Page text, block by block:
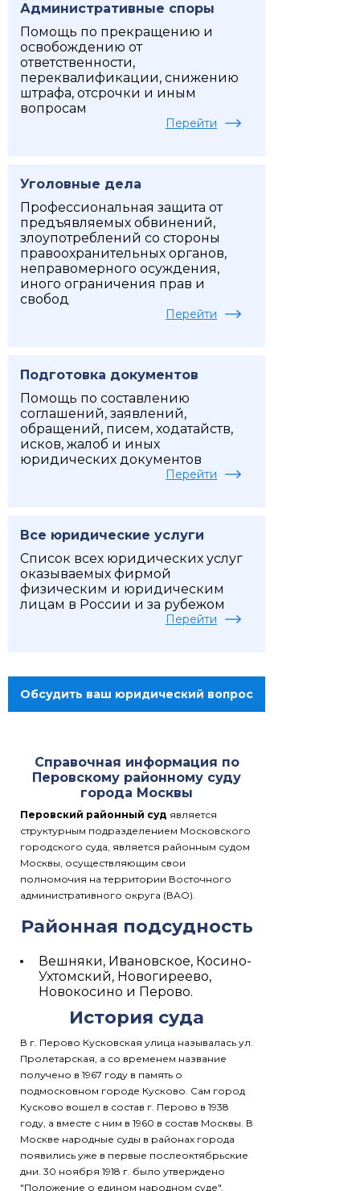
Административные споры
Помощь по прекращению и
освобождению от
ответственности,
переквалификации, снижению
штрафа, отсрочки и иным
вопросам
Перейти
Уголовные дела
Профессиональная защита от
предъявляемых обвинений,
злоупотреблений со стороны
правоохранительных органов,
неправомерного осуждения,
иного ограничения прав и
свобод
Перейти
Подготовка документов
Помощь по составлению
соглашений, заявлений,
обращений, писем, ходатайств,
исков, жалоб и иных
юридических документов
Перейти
Все юридические услуги
Список всех юридических услуг
оказываемых фирмой
физическим и юридическим
лицам в России и за рубежом
Перейти
Обсудить ваш юридический вопрос
Справочная информация по
Перовскому районному суду
города Москвы
Перовский районный суд является
структурным подразделением Московского
городского суда, является районным судом
Москвы, осуществляющим свои
полномочия на территории Восточного
административного округа (ВАО).
Районная подсудность
Вешняки, Ивановское, Косино-
Ухтомский, Новогиреево,
Новокосино и Перово.
История суда
В г. Перово Кусковская улица называлась ул.
Пролетарская, а со временем название
получено в 1967 году в память о
подмосковном городе Кусково. Сам город
Кусково вошел в состав г. Перово в 1938
году, а вместе с ним в 1960 в состав Москвы. В
Москве народные суды в районах города
появились уже в первые послеоктябрьские
дни. 30 ноября 1918 г. было утверждено
"Положение о едином народном суде",